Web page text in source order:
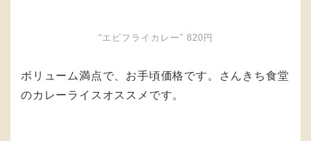
“エビフライカレー” 820円
ボリューム満点で、お手頃価格です。さんきち食堂
のカレーライスオススメです。